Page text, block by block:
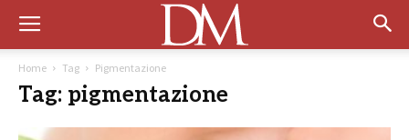
Home Tag Pigmentazione
Tag: pigmentazione